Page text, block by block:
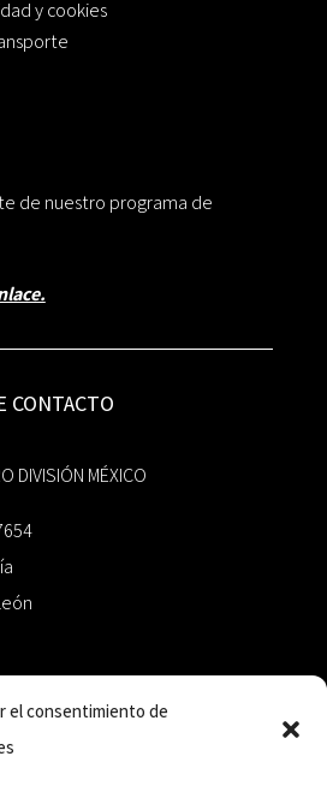
el consentimiento de
y cookies
de nuestro programa de
CONTACTO
DIVISIÓN MÉXICO